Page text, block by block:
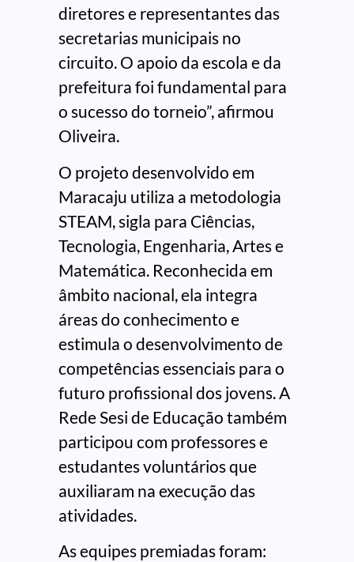
diretores e representantes das
secretarias municipais no
circuito. O apoio da escola e da
prefeitura foi fundamental para
o sucesso do torneio”, afirmou
Oliveira.
O projeto desenvolvido em
Maracaju utiliza a metodologia
STEAM, sigla para Ciências,
Tecnologia, Engenharia, Artes e
Matemática. Reconhecida em
âmbito nacional, ela integra
áreas do conhecimento e
estimula o desenvolvimento de
competências essenciais para o
futuro profissional dos jovens. A
Rede Sesi de Educação também
participou com professores e
estudantes voluntários que
auxiliaram na execução das
atividades.
As equipes premiadas foram: